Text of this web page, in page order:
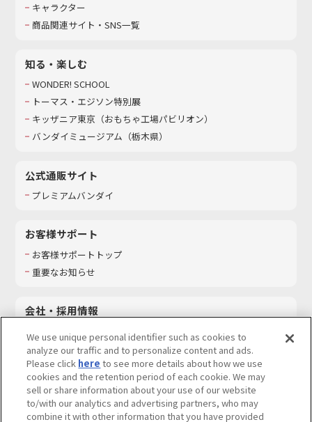
キャラクター
商品関連サイト・SNS一覧
知る・楽しむ
WONDER! SCHOOL
トーマス・エジソン特別展
キッザニア東京（おもちゃ工場パビリオン）​
バンダイミュージアム（栃木県）
公式通販サイト
プレミアムバンダイ
お客様サポート
お客様サポートトップ
重要なお知らせ
会社・採用情報
採用情報
サステナビリティ
お問い合わせ
We use unique personal identifier such as cookies to
analyze our traffic and to personalize content and ads.
Please click here to see more details about how we use
cookies and the retention period of each cookie. We may
sell or share information about your use of our website
to/with our analytics and advertising partners, who may
combine it with other information that you have provided